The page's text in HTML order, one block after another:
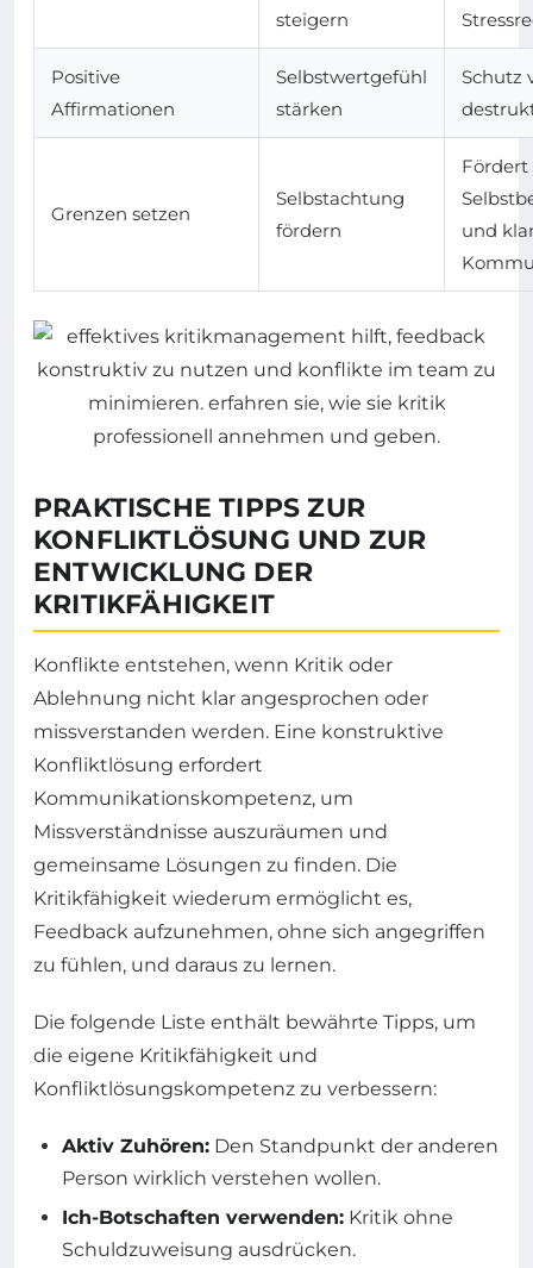
steigern
Positive
Affirmationen
Selbstwertgefühl
stärken
Schutz
Grenzen setzen
Selbstachtung
fördern
Fördert
und
PRAKTISCHE TIPPS ZUR
KONFLIKTLÖSUNG UND ZUR
ENTWICKLUNG DER
KRITIKFÄHIGKEIT
Konflikte entstehen, wenn Kritik oder
Ablehnung nicht klar angesprochen oder
missverstanden werden. Eine konstruktive
Konfliktlösung erfordert
Kommunikationskompetenz, um
Missverständnisse auszuräumen und
gemeinsame Lösungen zu finden. Die
Kritikfähigkeit wiederum ermöglicht es,
Feedback aufzunehmen, ohne sich angegriffen
zu fühlen, und daraus zu lernen.
Die folgende Liste enthält bewährte Tipps, um
die eigene Kritikfähigkeit und
Konfliktlösungskompetenz zu verbessern:
Aktiv Zuhören: Den Standpunkt der anderen
Person wirklich verstehen wollen.
Ich-Botschaften verwenden: Kritik ohne
Schuldzuweisung ausdrücken.